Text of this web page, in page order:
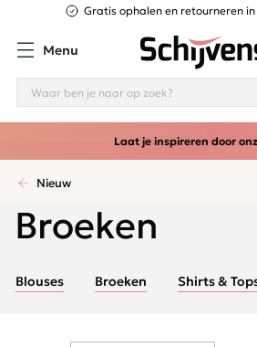
Gratis ophalen en retourneren in
Menu
Laat je inspireren door
Nieuw
Broeken
Blouses Broeken Shirts &